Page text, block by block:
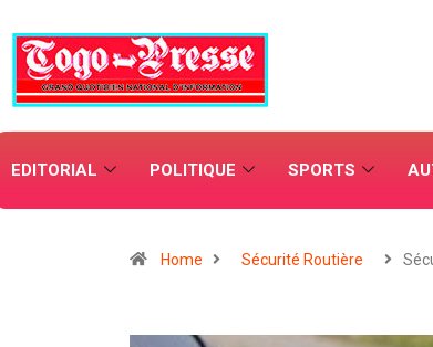
EDITORIAL POLITIQUE SPORTS
Home Sécurité Routière